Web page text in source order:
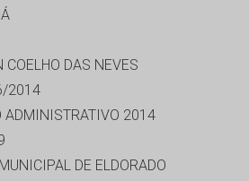
COELHO DAS NEVES
2014
ADMINISTRATIVO 2014
DE ELDORADO